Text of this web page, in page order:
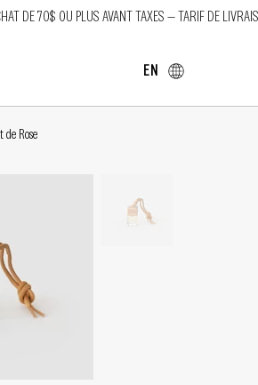
DE 70$ OU PLUS AVANT TAXES — TARIF DE
EN
de Rose